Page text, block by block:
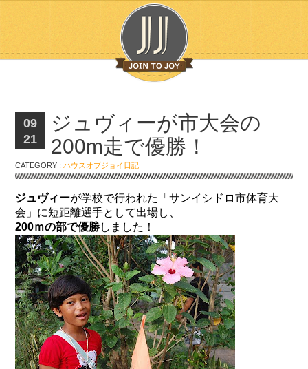
09
21
ジュヴィーが市大会の
200m走で優勝！
CATEGORY :ハウスオブジョイ日記
ジュヴィーが学校で行われた「サンイシドロ市体育大
会」に短距離選手として出場し、
200ｍの部で優勝しました！